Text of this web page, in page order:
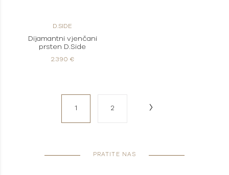
D.SIDE
Dijamantni vjenčani
prsten D.Side
2.390 €
1 2
PRATITE NAS